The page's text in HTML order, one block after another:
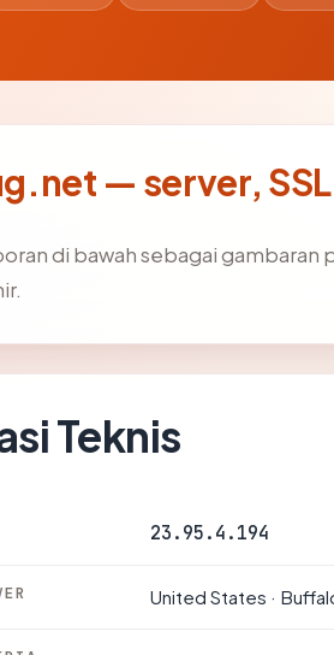
— server,
di bawah sebagai
Teknis
23.95.4.194
United States ·